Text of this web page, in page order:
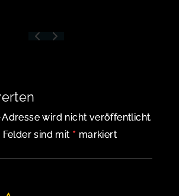
wird nicht veröffentlicht.
sind mit * markiert